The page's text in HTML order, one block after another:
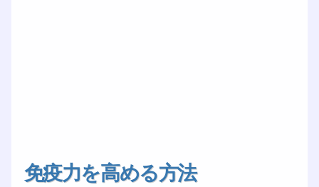
免疫力を高める方法